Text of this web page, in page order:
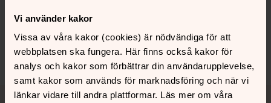
Vi använder kakor
Vissa av våra kakor (cookies) är nödvändiga för att
webbplatsen ska fungera. Här finns också kakor för
analys och kakor som förbättrar din användarupplevelse,
samt kakor som används för marknadsföring och när vi
länkar vidare till andra plattformar. Läs mer om våra
Tillbaka till toppen
Tillbaka till innehållet